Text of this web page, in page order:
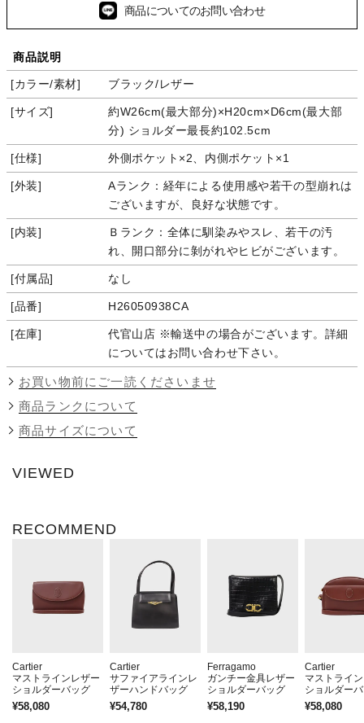
商品についてのお問い合わせ
商品説明
カラー/素材 ブラック/レザー
サイズ
約W26cm(最大部分)×H20cm×D6cm(最大部
分) ショルダー最長約102.5cm
仕様 外側ポケット×2、内側ポケット×1
外装
Aランク：経年による使用感や若干の型崩れは
ございますが、良好な状態です。
内装
Ｂランク：全体に馴染みやスレ、若干の汚
れ、開口部分に剝がれやヒビがございます。
付属品 なし
品番 H26050938CA
在庫
代官山店 ※輸送中の場合がございます。詳細
についてはお問い合わせ下さい。
お買い物前にご一読くださいませ
商品ランクについて
商品サイズについて
VIEWED
RECOMMEND
Cartier
マストラインレザー
ショルダーバッグ
¥58,080
Cartier
サファイアラインレ
ザーハンドバッグ
¥54,780
Ferragamo
ガンチー金具レザー
ショルダーバッグ
¥58,190
Cartier
マストライ
ショルダー
¥58,080